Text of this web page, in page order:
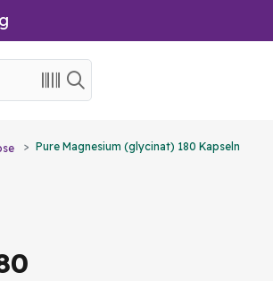
Pure Magnesium (glycinat) 180 Kapseln